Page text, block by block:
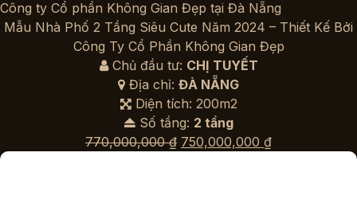
Mẫu Nhà Phố 2 Tầng Siêu Cute Năm 2024 – Thiết Kế Bởi
Công Ty Cổ Phần Không Gian Đẹp
Chủ đầu tư: CHỊ TUYẾT
Địa chỉ: ĐÀ NẴNG
Diện tích: 200m2
Số tầng: 2 tầng
770,000,000₫ Giá
750,000,000 ₫Giá